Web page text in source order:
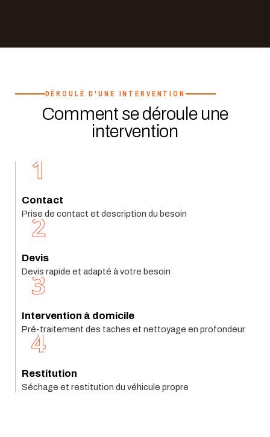
DÉROULÉ D'UNE INTERVENTION
Comment se déroule une
intervention
1
Contact
Prise de contact et description du besoin
2
Devis
Devis rapide et adapté à votre besoin
3
Intervention à domicile
Pré-traitement des taches et nettoyage en profondeur
4
Restitution
Séchage et restitution du véhicule propre